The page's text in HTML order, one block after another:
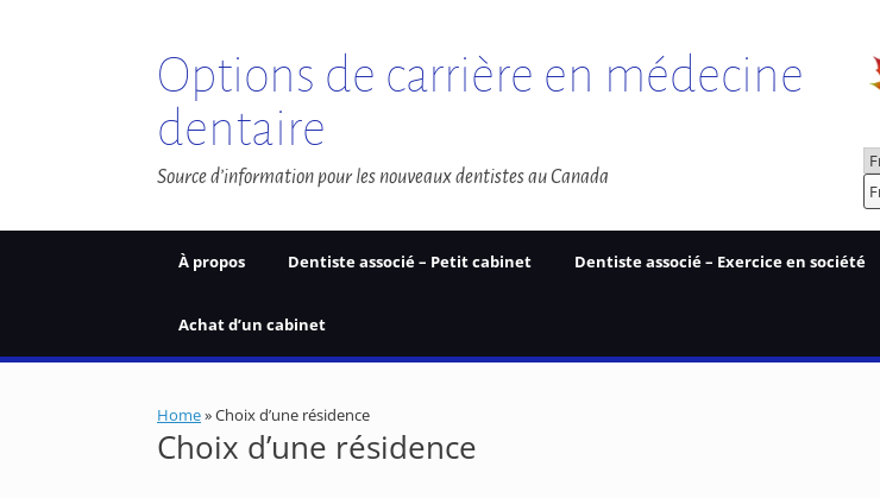
Options de carrière en médecine
dentaire
Source d’information pour les nouveaux dentistes au Canada
À propos Dentiste associé – Petit cabinet Dentiste associé – Exercice en société
Achat d’un cabinet
Home»Choix d’une résidence
Choix d’une résidence